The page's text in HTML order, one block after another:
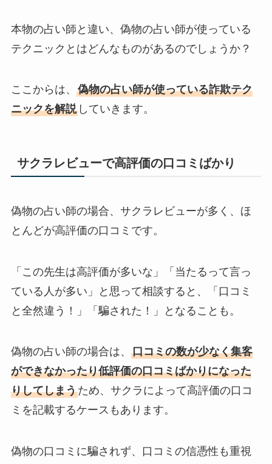
本物の占い師と違い、偽物の占い師が使っている
テクニックとはどんなものがあるのでしょうか？
ここからは、 偽物の占い師が使っている詐欺テク
ニックを解説していきます。
サクラレビューで高評価の口コミばかり
偽物の占い師の場合、サクラレビューが多く、ほ
とんどが高評価の口コミです。
「この先生は高評価が多いな」「当たるって言っ
ている人が多い」と思って相談すると、「口コミ
と全然違う！」「騙された！」となることも。
偽物の占い師の場合は、 口コミの数が少なく集客
ができなかったり低評価の口コミばかりになった
りしてしまうため、サクラによって高評価の口コ
ミを記載するケースもあります。
偽物の口コミに騙されず、口コミの信憑性も重視